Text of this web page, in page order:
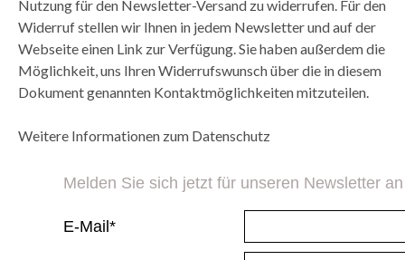
Nutzung für den Newsletter-Versand zu widerrufen. Für den
Widerruf stellen wir Ihnen in jedem Newsletter und auf der
Webseite einen Link zur Verfügung. Sie haben außerdem die
Möglichkeit, uns Ihren Widerrufswunsch über die in diesem
Dokument genannten Kontaktmöglichkeiten mitzuteilen.
Weitere Informationen zum Datenschutz